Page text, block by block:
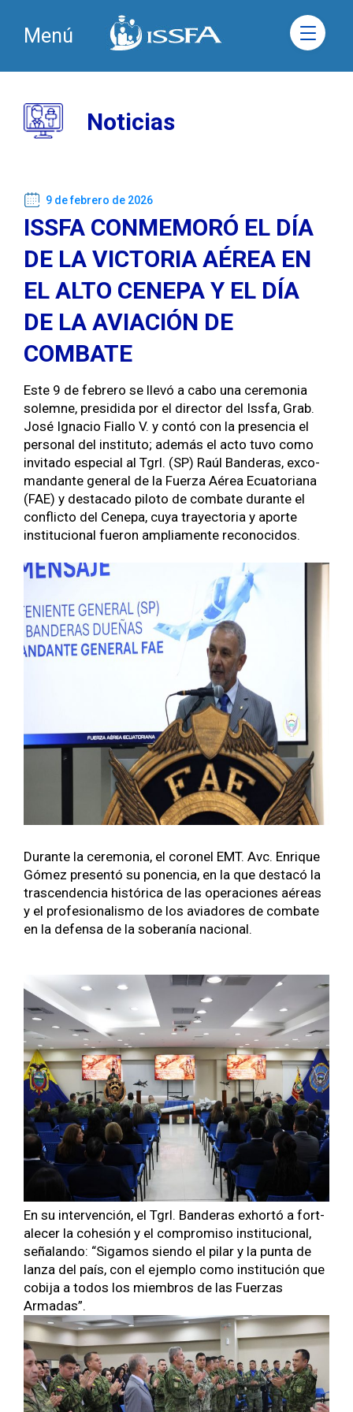
Menú
Noticias
9 de febrero de 2026
ISSFA CONMEMORÓ EL DÍA
DE LA VICTORIA AÉREA EN
EL ALTO CENEPA Y EL DÍA
DE LA AVIACIÓN DE
COMBATE
Este 9 de febrero se llevó a cabo una cer­e­mo­nia
solemne, pre­si­di­da por el direc­tor del Iss­fa, Grab.
José Igna­cio Fial­lo V. y con­tó con la pres­en­cia el
per­son­al del insti­tu­to; además el acto tuvo como
invi­ta­do espe­cial al Tgrl. (SP) Raúl Ban­deras, exco­
man­dante gen­er­al de la Fuerza Aérea Ecu­a­to­ri­ana
(FAE) y desta­ca­do pilo­to de com­bate durante el
con­flic­to del Cenepa, cuya trayec­to­ria y aporte
insti­tu­cional fueron ampli­a­mente recono­ci­dos.
Durante la cer­e­mo­nia, el coro­nel EMT. Avc. Enrique
Gómez pre­sen­tó su ponen­cia, en la que destacó la
trascen­den­cia históri­ca de las opera­ciones aéreas
y el pro­fe­sion­al­is­mo de los avi­adores de com­bate
en la defen­sa de la sober­anía nacional.
En su inter­ven­ción, el Tgrl. Ban­deras exhortó a for­t­
ale­cer la cohe­sión y el com­pro­miso insti­tu­cional,
seña­lan­do: “Sig­amos sien­do el pilar y la pun­ta de
lan­za del país, con el ejem­p­lo como insti­tu­ción que
cobi­ja a todos los miem­bros de las Fuerzas
Armadas”.